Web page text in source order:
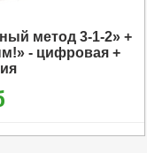
метод 3-1-2» +
- цифровая +